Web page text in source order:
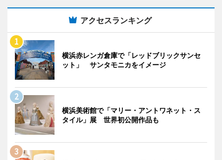
アクセスランキング
横浜赤レンガ倉庫で「レッドブリックサンセ
ット」 サンタモニカをイメージ
横浜美術館で「マリー・アントワネット・ス
タイル」展 世界初公開作品も